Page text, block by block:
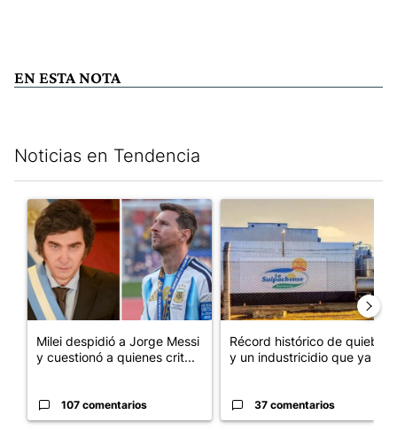
EN ESTA NOTA
Noticias en Tendencia
Un artículo de tendencia con el título "Milei despidió a Jorge
Milei despidió a Jorge Messi
y cuestionó a quienes crit...
107 comentarios
Récord histórico de quiebras
y un industricidio que ya ...
37 comentarios